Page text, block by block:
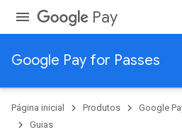
Pay
Google Pay for Passes
Página inicial Produtos Google
Guias